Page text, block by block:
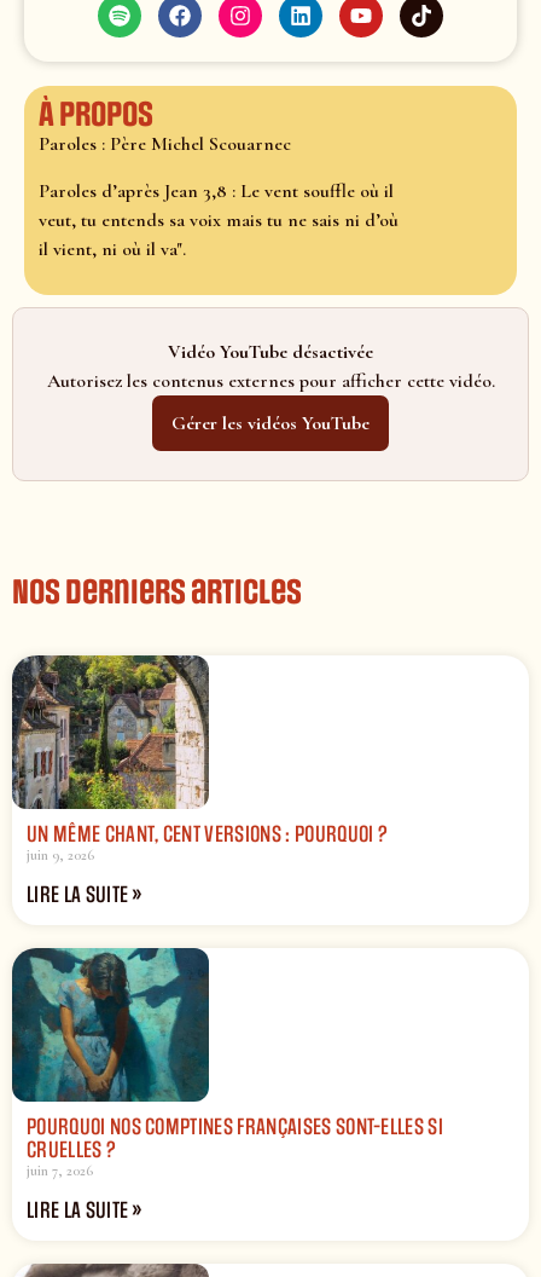
À propos
Paroles : Père Michel Scouarnec
Paroles d’après Jean 3,8 : Le vent souffle où il
veut, tu entends sa voix mais tu ne sais ni d’où
il vient, ni où il va".
Vidéo YouTube désactivée
Autorisez les contenus externes pour afficher cette vidéo.
Gérer les vidéos YouTube
Nos derniers articles
UN MÊME CHANT, CENT VERSIONS : POURQUOI ?
juin 9, 2026
LIRE LA SUITE »
POURQUOI NOS COMPTINES FRANÇAISES SONT-ELLES SI
CRUELLES ?
juin 7, 2026
LIRE LA SUITE »